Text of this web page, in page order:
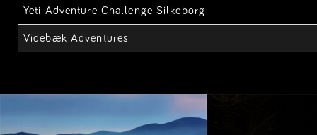
Yeti Adventure Challenge Silkeborg
Videbæk Adventures